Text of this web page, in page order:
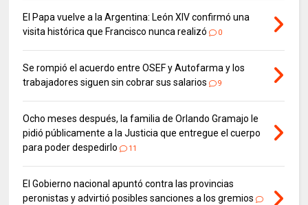
El Papa vuelve a la Argentina: León XIV confirmó una
visita histórica que Francisco nunca realizó
0
Se rompió el acuerdo entre OSEF y Autofarma y los
trabajadores siguen sin cobrar sus salarios
9
Ocho meses después, la familia de Orlando Gramajo le
pidió públicamente a la Justicia que entregue el cuerpo
para poder despedirlo
11
El Gobierno nacional apuntó contra las provincias
peronistas y advirtió posibles sanciones a los gremios